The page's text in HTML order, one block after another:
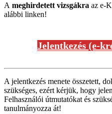
A meghirdetett vizsgákra az e-
alábbi linken!
Jelentkezés (e-
A jelentkezés menete összetett,
szükséges, ezért kérjük, hogy
Felhasználói útmutatókat és
tanulmányozza át!